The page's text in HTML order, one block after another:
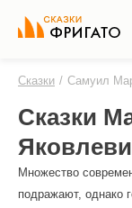
Сказки / Самуил
Сказки
Множество
подражают, однако